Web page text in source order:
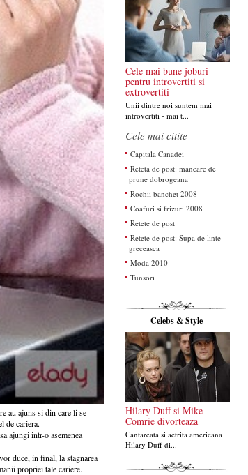
au ajuns si din care li se
de cariera.
ajungi intr-o asemenea
duce, in final, la stagnarea
propriei tale cariere.
Cele mai bune joburi
pentru introvertiti si
extrovertiti
Unii dintre noi suntem mai
introvertiti - mai t...
Cele mai citite
Capitala Canadei
Reteta de post: mancare de
prune dobrogeana
Rochii banchet 2008
Coafuri si frizuri 2008
Retete de post
Retete de post: Supa de linte
greceasca
Moda 2010
Tunsori
Celebs & Style
Hilary Duff si Mike
Comrie divorteaza
Cantareata si actrita americana
Hilary Duff di...